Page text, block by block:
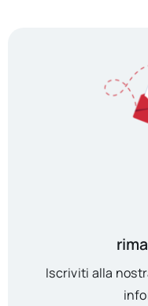
Iscriviti alla